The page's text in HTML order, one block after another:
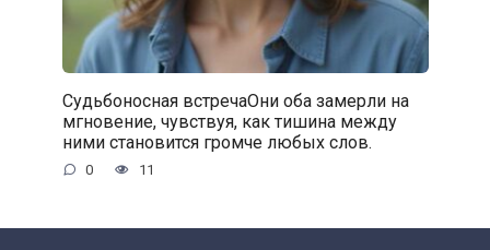
Судьбоносная встречаОни оба замерли на
мгновение, чувствуя, как тишина между
ними становится громче любых слов.
0 11